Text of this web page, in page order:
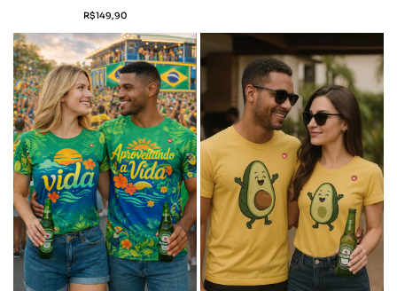
R$149,90